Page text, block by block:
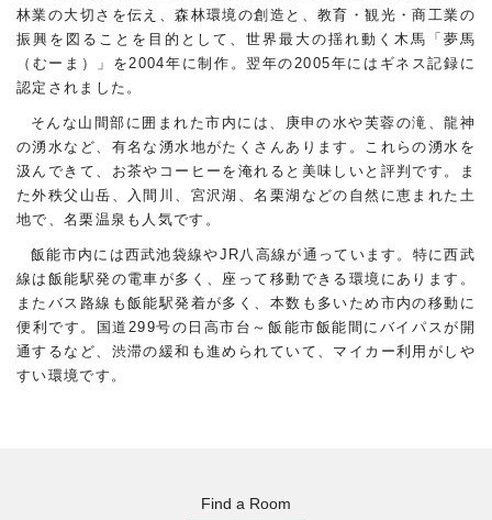
林業の大切さを伝え、森林環境の創造と、教育・観光・商工業の
振興を図ることを目的として、世界最大の揺れ動く木馬「夢馬
（むーま）」を2004年に制作。翌年の2005年にはギネス記録に
認定されました。
そんな山間部に囲まれた市内には、庚申の水や芙蓉の滝、龍神
の湧水など、有名な湧水地がたくさんあります。これらの湧水を
汲んできて、お茶やコーヒーを淹れると美味しいと評判です。ま
た外秩父山岳、入間川、宮沢湖、名栗湖などの自然に恵まれた土
地で、名栗温泉も人気です。
飯能市内には西武池袋線やJR八高線が通っています。特に西武
線は飯能駅発の電車が多く、座って移動できる環境にあります。
またバス路線も飯能駅発着が多く、本数も多いため市内の移動に
便利です。国道299号の日高市台～飯能市飯能間にバイパスが開
通するなど、渋滞の緩和も進められていて、マイカー利用がしや
すい環境です。
Find a Room